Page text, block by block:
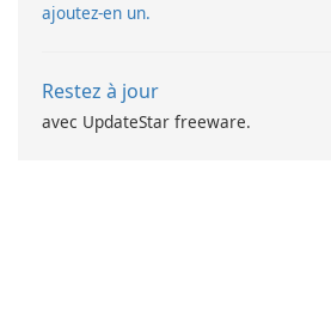
ajoutez-en un.
Restez à jour
avec UpdateStar freeware.